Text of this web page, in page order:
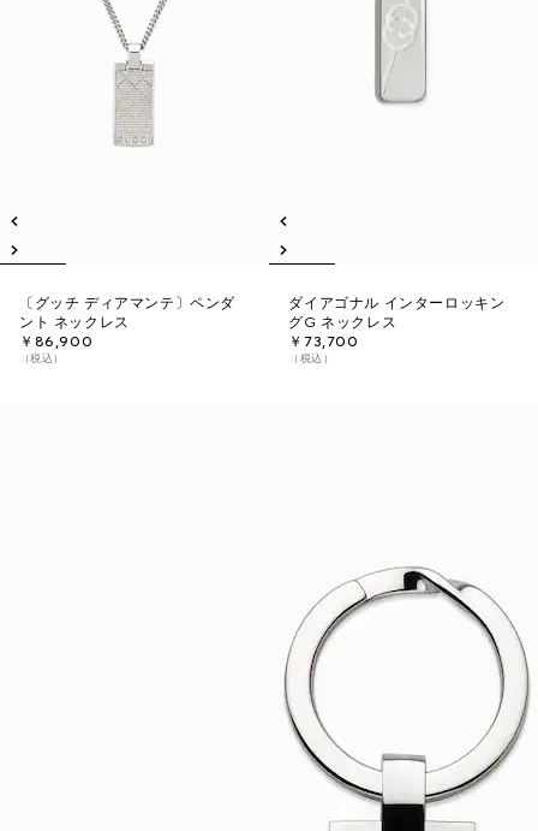
〔グッチ ディアマンテ〕ペンダ
ント ネックレス
￥86,900
（税込）
ダイアゴナル インターロッキン
グG ネックレス
￥73,700
（税込）